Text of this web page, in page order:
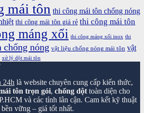
mái tôn thi công mái tôn chống nóng
thi công mái tôn giá rẻ thi công mái tôn
máng xối thi công máng xối inox thi
chống nóng vật liệu chống nóng mái tôn vật
xử lý dột mái tôn
24h là website chuyên cung cấp kiến thức,
tôn trọn gói, chống dột toàn diện cho
và các tỉnh lân cận. Cam kết kỹ thuật
vững – giá tốt nhất.